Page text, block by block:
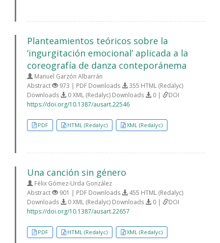
Planteamientos teóricos sobre la
‘ingurgitación emocional’ aplicada a la
coreografía de danza conteporánema
Manuel Garzón Albarrán
Abstract
973 | PDF Downloads
355 HTML (Redalyc)
Downloads
0 XML (Redalyc) Downloads 0 |
DOI
https://doi.org/10.1387/ausart.22546
PDF HTML (Redalyc) XML (Redalyc)
Una canción sin género
Félix Gómez-Urda González
Abstract
901 | PDF Downloads
455 HTML (Redalyc)
Downloads
0 XML (Redalyc) Downloads 0 |
DOI
https://doi.org/10.1387/ausart.22657
PDF HTML (Redalyc) XML (Redalyc)